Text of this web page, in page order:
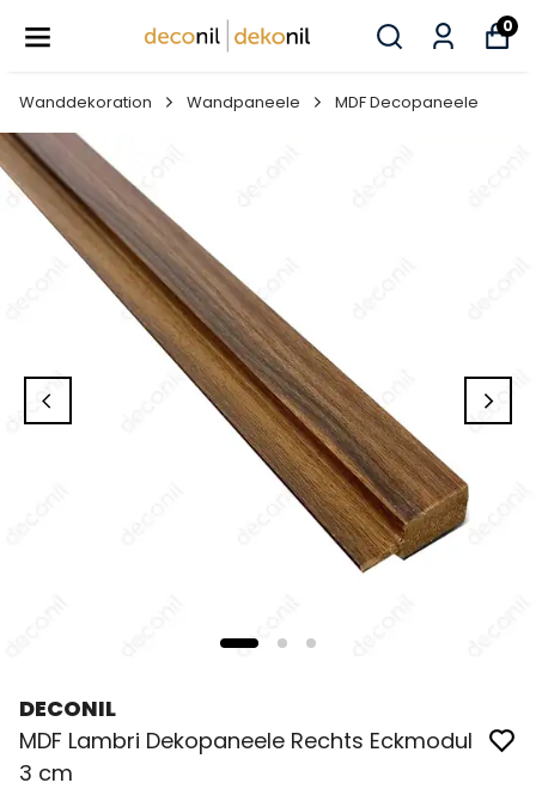
0
Wanddekoration Wandpaneele MDF Decopaneele
DECONIL
MDF Lambri Dekopaneele Rechts Eckmodul
3 cm